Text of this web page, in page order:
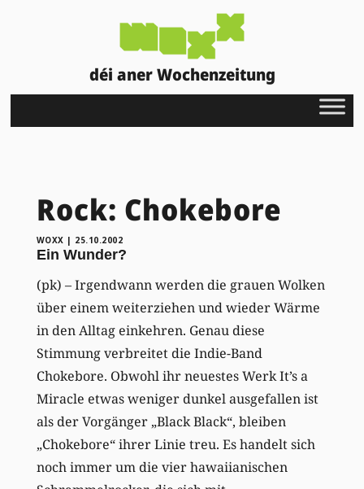
déi aner Wochenzeitung
Rock: Chokebore
WOXX | 25.10.2002
Ein Wunder?
(pk) – Irgendwann werden die grauen Wolken
über einem weiterziehen und wieder Wärme
in den Alltag einkehren. Genau diese
Stimmung verbreitet die Indie-Band
Chokebore. Obwohl ihr neuestes Werk It’s a
Miracle etwas weniger dunkel ausgefallen ist
als der Vorgänger „Black Black“, bleiben
„Chokebore“ ihrer Linie treu. Es handelt sich
noch immer um die vier hawaiianischen